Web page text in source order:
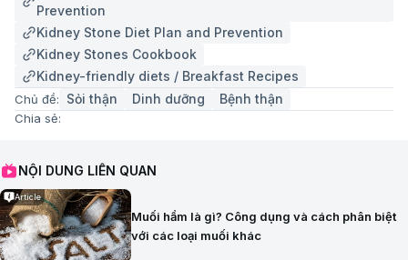
Prevention
Kidney Stone Diet Plan and Prevention
Kidney Stones Cookbook
Kidney-friendly diets / Breakfast Recipes
Chủ đề: Sỏi thận Dinh dưỡng Bệnh thận
Chia sẻ:
NỘI DUNG LIÊN QUAN
Article
Muối hầm là gì? Công dụng và cách phân biệt
với các loại muối khác